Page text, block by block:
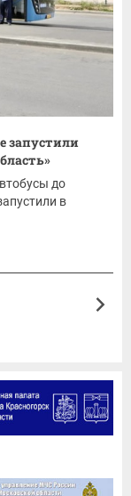
запустили
до
в